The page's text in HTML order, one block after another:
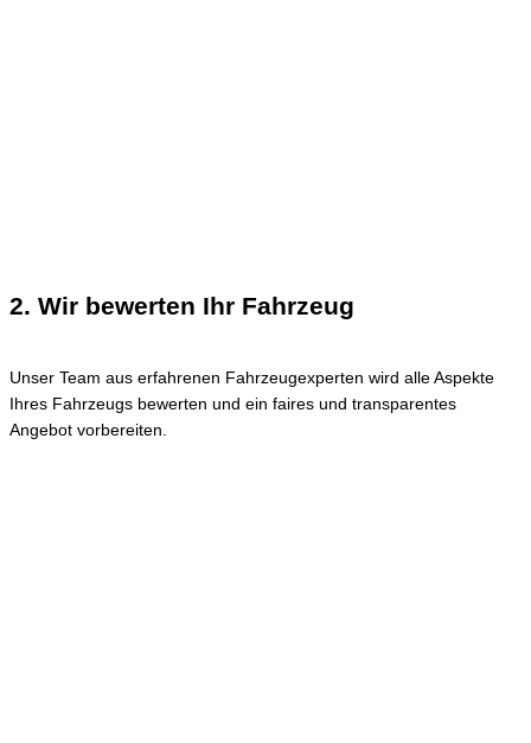
2. Wir bewerten Ihr Fahrzeug
Unser Team aus erfahrenen Fahrzeugexperten wird alle Aspekte
Ihres Fahrzeugs bewerten und ein faires und transparentes
Angebot vorbereiten.